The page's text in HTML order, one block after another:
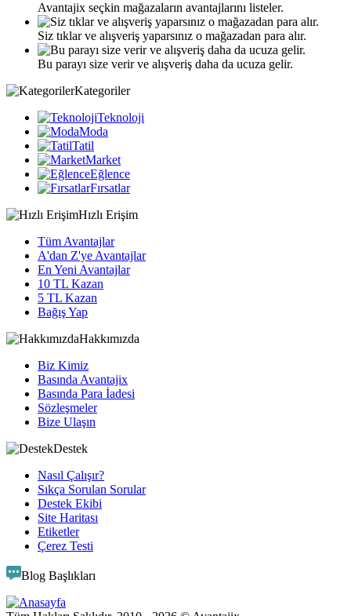
Avantajix seçkin mağazaların avantajlarını listeler.
Siz tıklar ve alışveriş yaparsınız o mağazadan para alır.
Bu parayı size verir ve alışveriş daha da ucuza gelir.
Kategoriler
Teknoloji
Moda
Tatil
Market
Eğlence
Fırsatlar
Hızlı Erişim
Tüm Avantajlar
A'dan Z'ye Avantajlar
En Yeni Avantajlar
10 TL Kazan
5 TL Kazan
Bağış Yap
Hakkımızda
Biz Kimiz
Basında Avantajix
Basında Para İadesi
Sözleşmeler
Bize Ulaşın
Destek
Nasıl Çalışır?
Sıkça Sorulan Sorular
Destek Ekibi
Site Haritası
Etiketler
Çerez Testi
Blog Başlıkları